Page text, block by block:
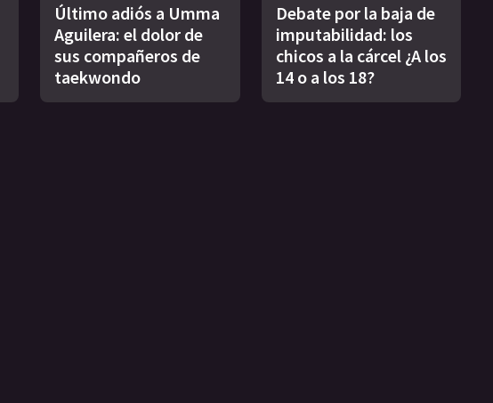
Último adiós a Umma
Aguilera: el dolor de
sus compañeros de
taekwondo
Debate por la baja de
imputabilidad: los
chicos a la cárcel ¿A los
14 o a los 18?